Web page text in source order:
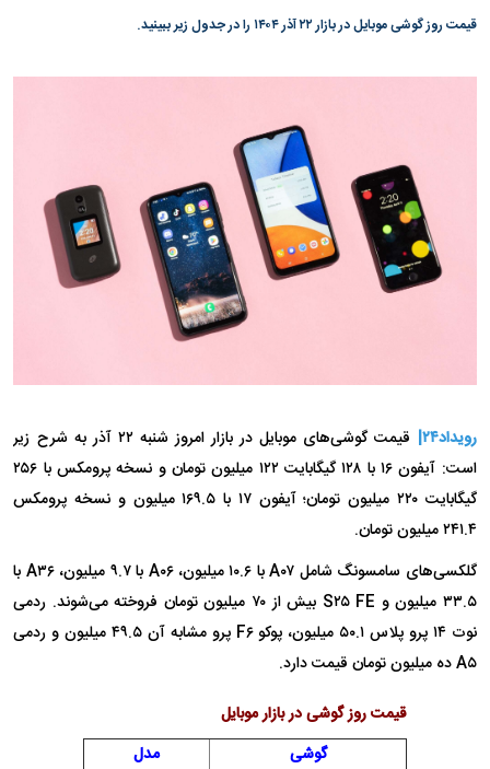
قیمت روز گوشی موبایل در بازار ۲۲ آذر ۱۴۰۴ را در جدول زیر ببینید.
رویداد۲۴|
قیمت گوشی‌های موبایل در بازار امروز شنبه ۲۲ آذر به شرح زیر
است: آیفون ۱۶ با ۱۲۸ گیگابایت ۱۲۲ میلیون تومان و نسخه پرومکس با ۲۵۶
گیگابایت ۲۲۰ میلیون تومان؛ آیفون ۱۷ با ۱۶۹.۵ میلیون و نسخه پرومکس
۲۴۱.۴ میلیون تومان.
گلکسی‌های سامسونگ شامل A۰۷ با ۱۰.۶ میلیون، A۰۶ با ۹.۷ میلیون، A۳۶ با
۳۳.۵ میلیون و S۲۵ FE بیش از ۷۰ میلیون تومان فروخته می‌شوند. ردمی
نوت ۱۴ پرو پلاس ۵۰.۱ میلیون، پوکو F۶ پرو مشابه آن ۴۹.۵ میلیون و ردمی
A۵ ده میلیون تومان قیمت دارد.
قیمت روز گوشی در بازار موبایل
گوشی
مدل